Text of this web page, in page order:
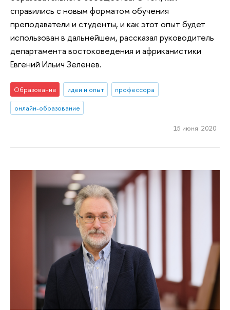
справились с новым форматом обучения
преподаватели и студенты, и как этот опыт будет
использован в дальнейшем, рассказал руководитель
департамента востоковедения и африканистики
Евгений Ильич Зеленев.
Образование идеи и опыт
профессора
онлайн-образование
15 июня 2020